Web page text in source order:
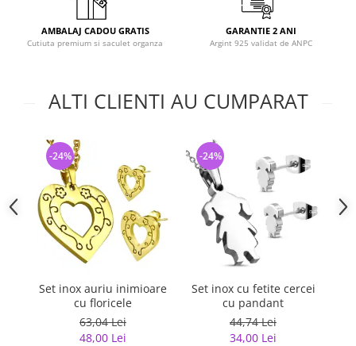
AMBALAJ CADOU GRATIS
Cutiuta premium si saculet organza
GARANTIE 2 ANI
Argint 925 validat de ANPC
ALTI CLIENTI AU CUMPARAT
Set inox auriu inimioare
cu floricele
63,04 Lei
48,00 Lei
-24%
Set inox cu fetite cercei
cu pandant
44,74 Lei
34,00 Lei
-24%